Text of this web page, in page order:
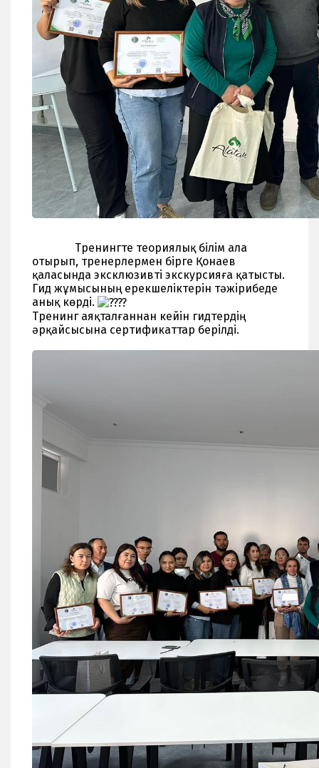
Тренингте теориялық білім ала
отырып, тренерлермен бірге Қонаев
қаласында эксклюзивті экскурсияға қатысты.
Гид жұмысының ерекшеліктерін тәжірибеде
анық көрді.
Тренинг аяқталғаннан кейін гидтердің
әрқайсысына сертификаттар берілді.